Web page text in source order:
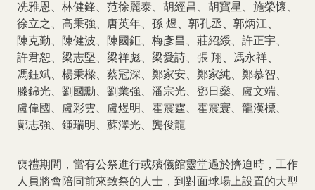
冼雅恩、林健鋒、范徐麗泰、胡經昌、胡寶星、施榮懷、
徐立之、高秉強、唐英年、孫 煜、郭孔丞、郭炳江、
陳克勤、陳健波、陳國鉅、梅彥昌、莊紹綏、許正宇、
許君恕、梁志堅、梁祥彪、梁愛詩、張 翔、馮永祥、
馮鈺斌、楊秉樑、蔡冠深、鄭家安、鄭家純、鄭慕智、
滕錦光、劉國勳、劉業強、潘宗光、鄧日燊、盧文端、
盧偉國、盧彩雲、盧煜明、霍震霆、霍震寰、龍漢標、
鄺志強、鍾瑞明、蘇澤光、龔俊龍
喪禮期間，當有公祭進行或殯儀館靈堂過於擠迫時，工作
人員將會陪同前來致祭的人士，到對面球場上設置的大型